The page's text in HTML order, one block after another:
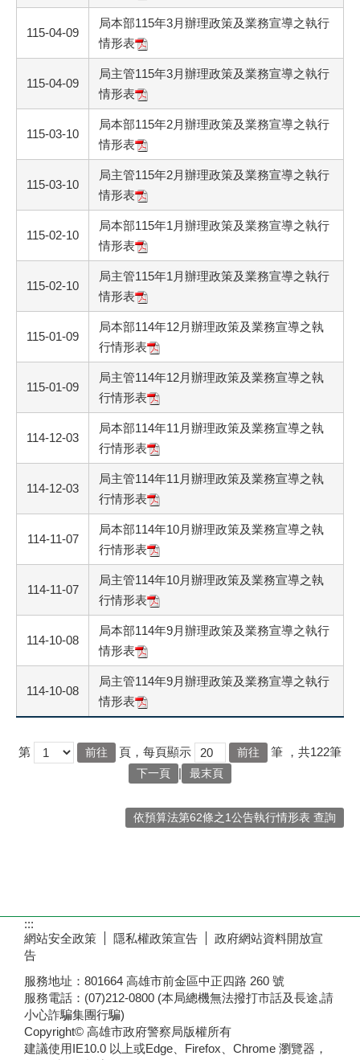
115-04-09
局本部115年3月辦理政策及業務宣導之執行
情形表
115-04-09
局主管115年3月辦理政策及業務宣導之執行
情形表
115-03-10
局本部115年2月辦理政策及業務宣導之執行
情形表
115-03-10
局主管115年2月辦理政策及業務宣導之執行
情形表
115-02-10
局本部115年1月辦理政策及業務宣導之執行
情形表
115-02-10
局主管115年1月辦理政策及業務宣導之執行
情形表
115-01-09
局本部114年12月辦理政策及業務宣導之執
行情形表
115-01-09
局主管114年12月辦理政策及業務宣導之執
行情形表
114-12-03
局本部114年11月辦理政策及業務宣導之執
行情形表
114-12-03
局主管114年11月辦理政策及業務宣導之執
行情形表
114-11-07
局本部114年10月辦理政策及業務宣導之執
行情形表
114-11-07
局主管114年10月辦理政策及業務宣導之執
行情形表
114-10-08
局本部114年9月辦理政策及業務宣導之執行
情形表
114-10-08
局主管114年9月辦理政策及業務宣導之執行
情形表
第 頁，每頁顯示 筆 ，共122筆
下一頁 | 最末頁
依預算法第62條之1公告執行情形表 查詢
:::
網站安全政策
隱私權政策宣告
政府網站資料開放宣
告
服務地址：801664 高雄市前金區中正四路 260 號
服務電話：(07)212-0800 (本局總機無法撥打市話及長途,請
小心詐騙集團行騙)
Copyright© 高雄市政府警察局版權所有
建議使用IE10.0 以上或Edge、Firefox、Chrome 瀏覽器，